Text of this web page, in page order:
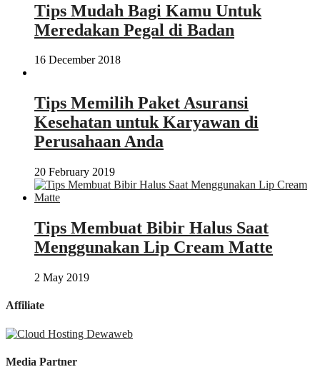
Tips Mudah Bagi Kamu Untuk
Meredakan Pegal di Badan
16 December 2018
Tips Memilih Paket Asuransi
Kesehatan untuk Karyawan di
Perusahaan Anda
20 February 2019
Tips Membuat Bibir Halus Saat
Menggunakan Lip Cream Matte
2 May 2019
Affiliate
Media Partner